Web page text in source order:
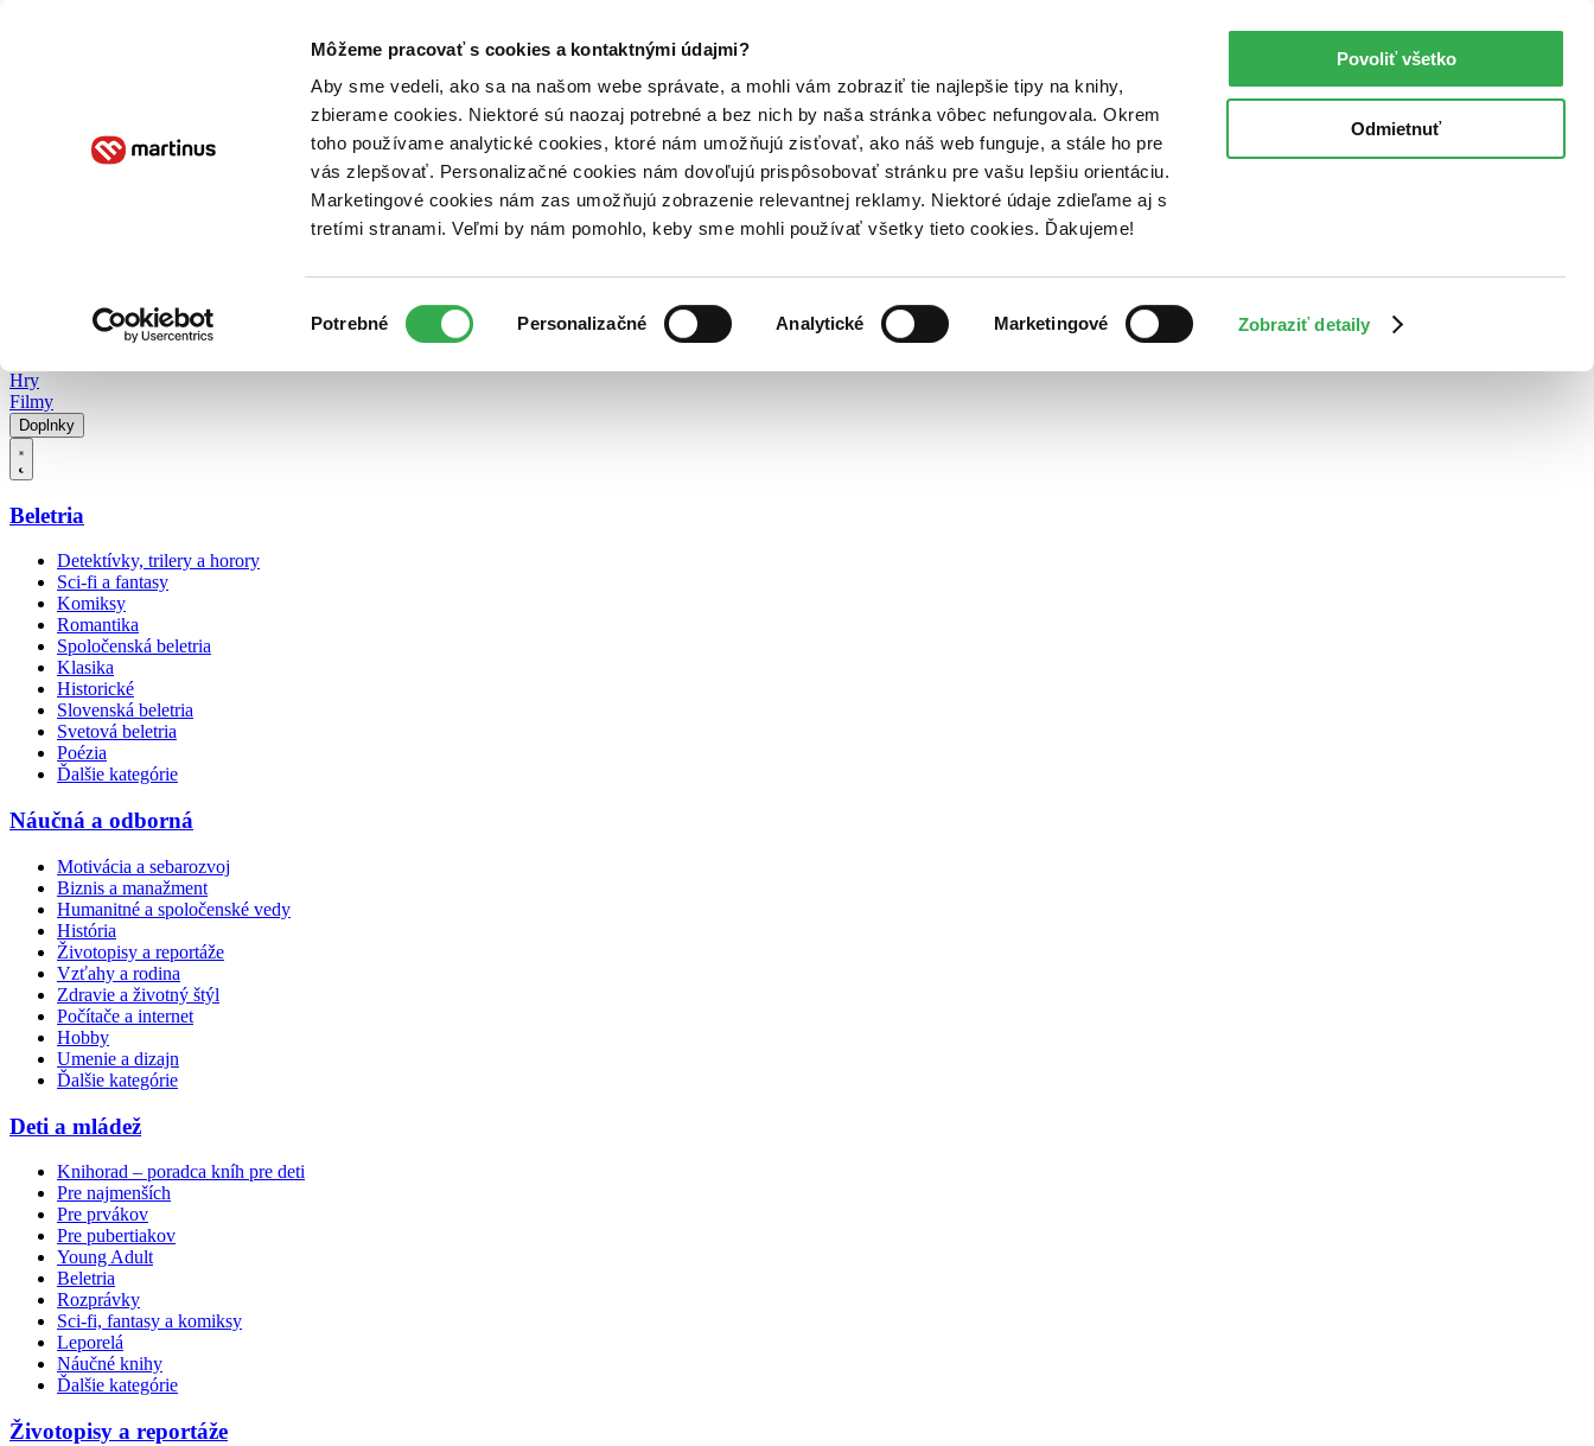
Môžeme pracovať s cookies a kontaktnými údajmi?
Aby sme vedeli, ako sa na našom webe správate, a mohli vám zobraziť tie najlepšie tipy na knihy,
zbierame cookies. Niektoré sú naozaj potrebné a bez nich by naša stránka vôbec nefungovala. Okrem
toho používame analytické cookies, ktoré nám umožňujú zisťovať, ako náš web funguje, a stále ho pre
vás zlepšovať. Personalizačné cookies nám dovoľujú prispôsobovať stránku pre vašu lepšiu orientáciu.
Marketingové cookies nám zas umožňujú zobrazenie relevantnej reklamy. Niektoré údaje zdieľame aj s
tretími stranami. Veľmi by nám pomohlo, keby sme mohli používať všetky tieto cookies. Ďakujeme!
súhlasu
Potrebné Personalizačné Analytické Marketingové Zobraziť detaily
Povoliť všetko
Odmietnuť
Poukážky Kontakt
Hry
Filmy
Doplnky
Beletria
Detektívky, trilery a horory
Sci-fi a fantasy
Komiksy
Romantika
Spoločenská beletria
Klasika
Historické
Slovenská beletria
Svetová beletria
Poézia
Ďalšie kategórie
Náučná a odborná
Motivácia a sebarozvoj
Biznis a manažment
Humanitné a spoločenské vedy
História
Životopisy a reportáže
Vzťahy a rodina
Zdravie a životný štýl
Počítače a internet
Hobby
Umenie a dizajn
Ďalšie kategórie
Deti a mládež
Knihorad – poradca kníh pre deti
Pre najmenších
Pre prvákov
Pre pubertiakov
Young Adult
Beletria
Rozprávky
Sci-fi, fantasy a komiksy
Leporelá
Náučné knihy
Ďalšie kategórie
Životopisy a reportáže